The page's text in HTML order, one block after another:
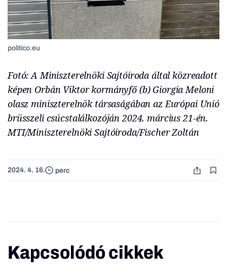
politico.eu
Fotó: A Miniszterelnöki Sajtóiroda által közreadott
képen Orbán Viktor kormányfő (b) Giorgia Meloni
olasz miniszterelnök társaságában az Európai Unió
brüsszeli csúcstalálkozóján 2024. március 21-én.
MTI/Miniszterelnöki Sajtóiroda/Fischer Zoltán
2024. 4. 16. perc
Kapcsolódó cikkek